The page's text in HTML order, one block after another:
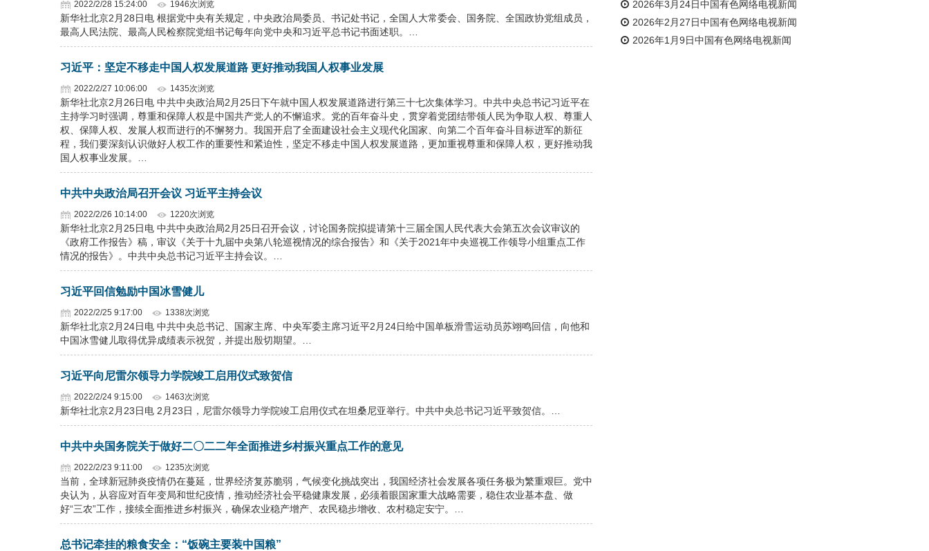
2022/2/28 15:24:00 1946次浏览
新华社北京2月28日电 根据党中央有关规定，中央政治局委员、书记处书记，全国人大常委会、国务院、全国政协党组成员，
最高人民法院、最高人民检察院党组书记每年向党中央和习近平总书记书面述职。…
习近平：坚定不移走中国人权发展道路 更好推动我国人权事业发展
2022/2/27 10:06:00 1435次浏览
新华社北京2月26日电 中共中央政治局2月25日下午就中国人权发展道路进行第三十七次集体学习。中共中央总书记习近平在
主持学习时强调，尊重和保障人权是中国共产党人的不懈追求。党的百年奋斗史，贯穿着党团结带领人民为争取人权、尊重人
权、保障人权、发展人权而进行的不懈努力。我国开启了全面建设社会主义现代化国家、向第二个百年奋斗目标进军的新征
程，我们要深刻认识做好人权工作的重要性和紧迫性，坚定不移走中国人权发展道路，更加重视尊重和保障人权，更好推动我
国人权事业发展。…
中共中央政治局召开会议 习近平主持会议
2022/2/26 10:14:00 1220次浏览
新华社北京2月25日电 中共中央政治局2月25日召开会议，讨论国务院拟提请第十三届全国人民代表大会第五次会议审议的
《政府工作报告》稿，审议《关于十九届中央第八轮巡视情况的综合报告》和《关于2021年中央巡视工作领导小组重点工作
情况的报告》。中共中央总书记习近平主持会议。…
习近平回信勉励中国冰雪健儿
2022/2/25 9:17:00 1338次浏览
新华社北京2月24日电 中共中央总书记、国家主席、中央军委主席习近平2月24日给中国单板滑雪运动员苏翊鸣回信，向他和
中国冰雪健儿取得优异成绩表示祝贺，并提出殷切期望。…
习近平向尼雷尔领导力学院竣工启用仪式致贺信
2022/2/24 9:15:00 1463次浏览
新华社北京2月23日电 2月23日，尼雷尔领导力学院竣工启用仪式在坦桑尼亚举行。中共中央总书记习近平致贺信。…
中共中央国务院关于做好二〇二二年全面推进乡村振兴重点工作的意见
2022/2/23 9:11:00 1235次浏览
当前，全球新冠肺炎疫情仍在蔓延，世界经济复苏脆弱，气候变化挑战突出，我国经济社会发展各项任务极为繁重艰巨。党中
央认为，从容应对百年变局和世纪疫情，推动经济社会平稳健康发展，必须着眼国家重大战略需要，稳住农业基本盘、做
好“三农”工作，接续全面推进乡村振兴，确保农业稳产增产、农民稳步增收、农村稳定安宁。…
总书记牵挂的粮食安全：“饭碗主要装中国粮”
2026年3月24日中国有色网络电视新闻
2026年2月27日中国有色网络电视新闻
2026年1月9日中国有色网络电视新闻